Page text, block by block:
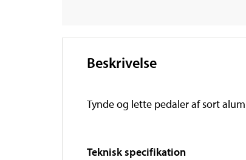
Beskrivelse
Tynde og lette pedaler af sort
Teknisk specifikation